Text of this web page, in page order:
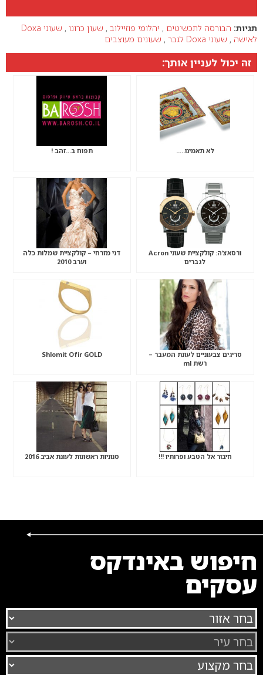
תגיות: הבורסה לתכשיטים , יהלומי פוזיילוב , שעון כרונו ,
שעוני Doxa
לאישה , שעוני Doxa לגבר , שעונים מעוצבים
זה יכול לעניין אותך:
לא תאמינו….. תפוח ב…זהב !
ורסאצ’ה: קולקציית שעוני Acron
לגברים
דני מזרחי – קולקציית שמלות כלה
וערב 2010
סריגים צבעוניים לעונת המעבר –
רשת ml
Shlomit Ofir GOLD
חיבור אל הטבע ופרותיו !!! סנוניות ראשונות לעונת אביב 2016
חיפוש באינדקס
עסקים